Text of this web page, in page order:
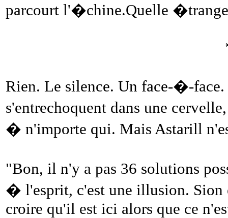
parcourt l'�chine.Quelle �trange
Rien. Le silence. Un face-�-
s'entrechoquent dans une
� n'importe qui. Mais Astarill
"Bon, il n'y a pas 36 solutions
� l'esprit, c'est une illusion.
croire qu'il est ici alors que ce